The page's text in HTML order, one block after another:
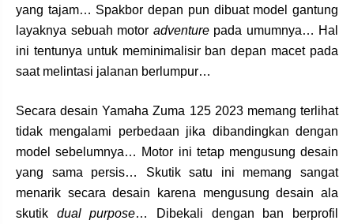
yang tajam… Spakbor depan pun dibuat model gantung
layaknya sebuah motor adventurepada umumnya… Hal
ini tentunya untuk meminimalisir ban depan macet pada
saat melintasi jalanan berlumpur…
Secara desain Yamaha Zuma 125 2023 memang terlihat
tidak mengalami perbedaan jika dibandingkan dengan
model sebelumnya… Motor ini tetap mengusung desain
yang sama persis… Skutik satu ini memang sangat
menarik secara desain karena mengusung desain ala
skutik dual purpose… Dibekali dengan ban berprofil